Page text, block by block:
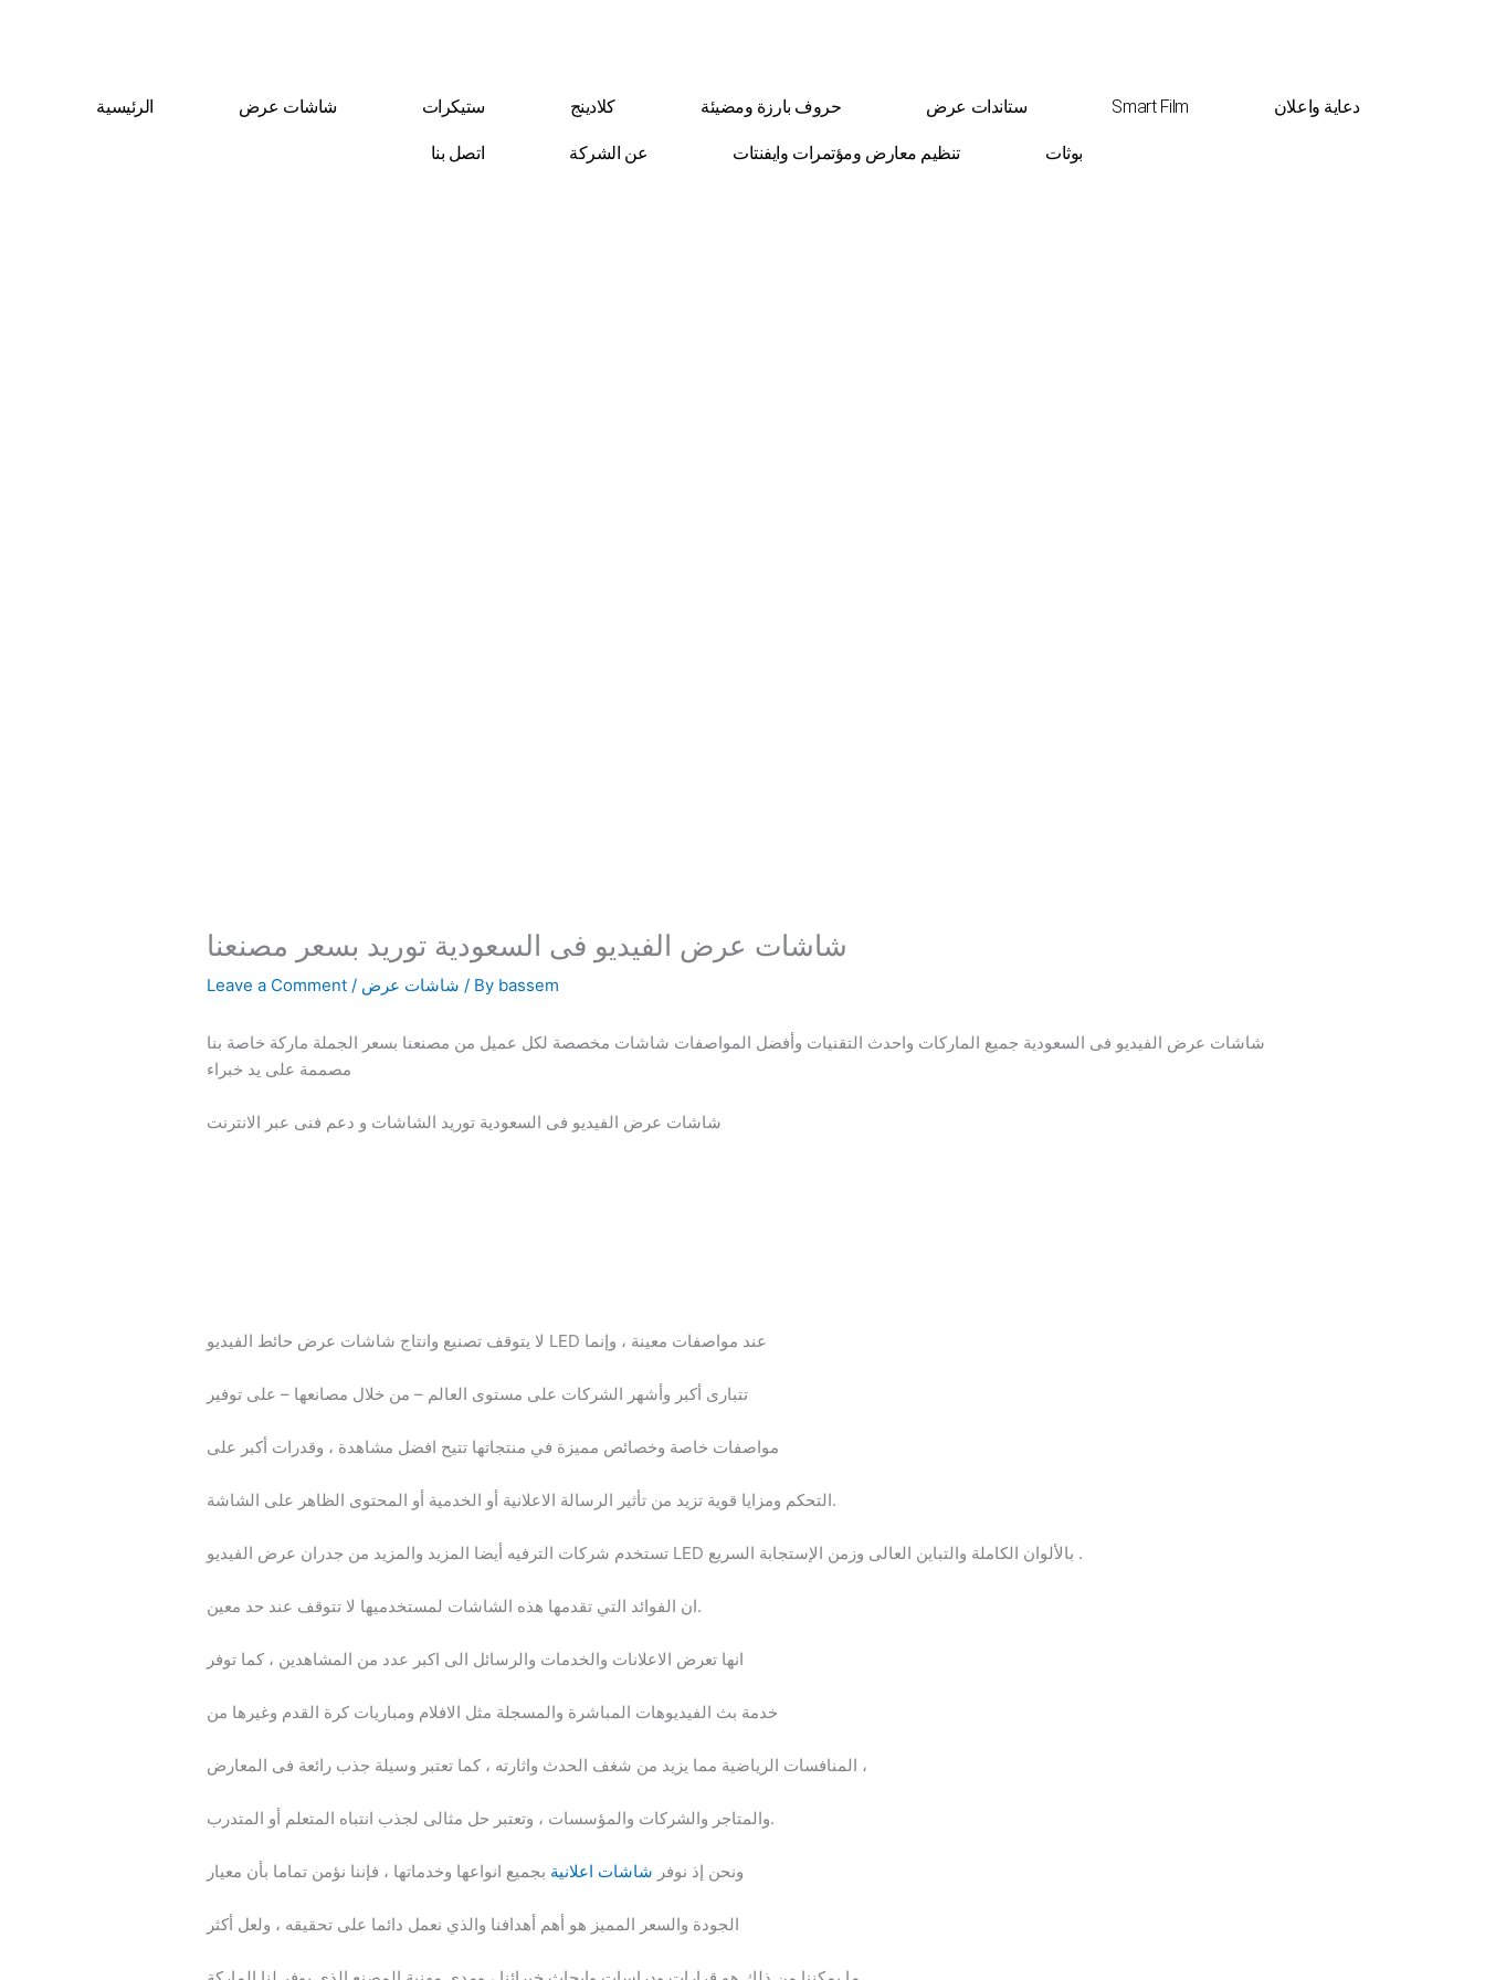
الرئيسية
شاشات عرض ستيكرات كلادينج حروف بارزة ومضيئة ستاندات عرض Smart Film دعاية واعلان
اتصل بنا عن الشركة تنظيم معارض ومؤتمرات وايفنتات بوثات
شاشات عرض الفيديو فى السعودية توريد بسعر مصنعنا
Leave a Comment / شاشات عرض / By bassem
شاشات عرض الفيديو فى السعودية جميع الماركات واحدث التقنيات وأفضل المواصفات شاشات مخصصة لكل عميل من مصنعنا بسعر الجملة ماركة خاصة بنا
مصممة على يد خبراء
شاشات عرض الفيديو فى السعودية توريد الشاشات و دعم فنى عبر الانترنت
لا يتوقف تصنيع وانتاج شاشات عرض حائط الفيديو LED عند مواصفات معينة ، وإنما
تتبارى أكبر وأشهر الشركات على مستوى العالم – من خلال مصانعها – على توفير
مواصفات خاصة وخصائص مميزة في منتجاتها تتيح افضل مشاهدة ، وقدرات أكبر على
التحكم ومزايا قوية تزيد من تأثير الرسالة الاعلانية أو الخدمية أو المحتوى الظاهر على الشاشة.
تستخدم شركات الترفيه أيضا المزيد والمزيد من جدران عرض الفيديو LED بالألوان الكاملة والتباين العالى وزمن الإستجابة السريع .
ان الفوائد التي تقدمها هذه الشاشات لمستخدميها لا تتوقف عند حد معين.
انها تعرض الاعلانات والخدمات والرسائل الى اكبر عدد من المشاهدين ، كما توفر
خدمة بث الفيديوهات المباشرة والمسجلة مثل الافلام ومباريات كرة القدم وغيرها من
المنافسات الرياضية مما يزيد من شغف الحدث واثارته ، كما تعتبر وسيلة جذب رائعة فى المعارض ،
والمتاجر والشركات والمؤسسات ، وتعتبر حل مثالى لجذب انتباه المتعلم أو المتدرب.
ونحن إذ نوفر شاشات اعلانية بجميع انواعها وخدماتها ، فإننا نؤمن تماما بأن معيار
الجودة والسعر المميز هو أهم أهدافنا والذي نعمل دائما على تحقيقه ، ولعل أكثر